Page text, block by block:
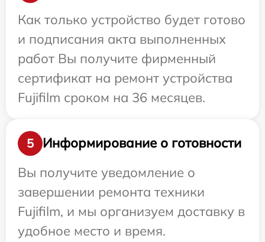
Как только устройство будет готово
и подписания акта выполненных
работ Вы получите фирменный
сертификат на ремонт устройства
Fujifilm сроком на 36 месяцев.
5
Информирование о готовности
Вы получите уведомление о
завершении ремонта техники
Fujifilm, и мы организуем доставку в
удобное место и время.